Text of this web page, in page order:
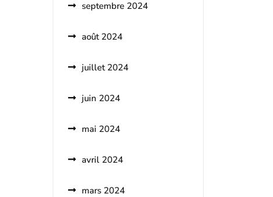
septembre 2024
août 2024
juillet 2024
juin 2024
mai 2024
avril 2024
mars 2024